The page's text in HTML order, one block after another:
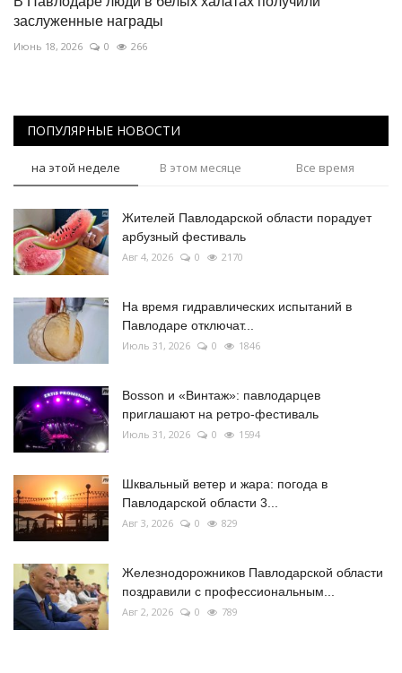
заслуженные награды
Июнь 18, 2026 0 266
ПОПУЛЯРНЫЕ НОВОСТИ
на этой неделе В этом месяце Все время
Жителей Павлодарской области порадует
арбузный фестиваль
Авг 4, 2026 0 2170
На время гидравлических испытаний в
Павлодаре отключат...
Июль 31, 2026 0 1846
Bosson и «Винтаж»: павлодарцев
приглашают на ретро-фестиваль
Июль 31, 2026 0 1594
Шквальный ветер и жара: погода в
Павлодарской области 3...
Авг 3, 2026 0 829
Железнодорожников Павлодарской области
поздравили с профессиональным...
Авг 2, 2026 0 789